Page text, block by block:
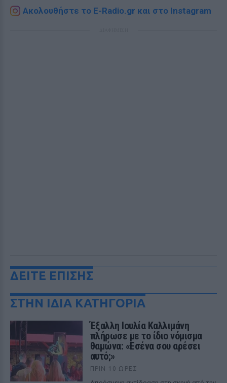
Ακολουθήστε το E-Radio.gr και στο Instagram
ΔΕΙΤΕ ΕΠΙΣΗΣ
ΣΤΗΝ ΙΔΙΑ ΚΑΤΗΓΟΡΙΑ
Έξαλλη Ιουλία Καλλιμάνη
πλήρωσε με το ίδιο νόμισμα
θαμώνα: «Εσένα σου αρέσει
αυτό;»
ΠΡΙΝ 10 ΏΡΕΣ